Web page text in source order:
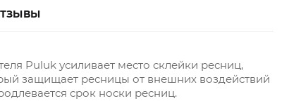
Puluk усиливает место склейки ресниц,
защищает ресницы от внешних воздействий
срок носки ресниц.